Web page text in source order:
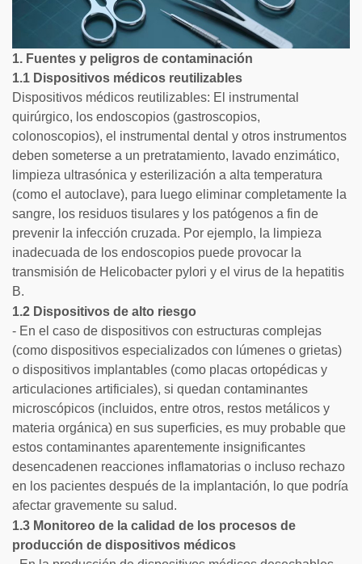
1. Fuentes y peligros de contaminación
1.1 Dispositivos médicos reutilizables
Dispositivos médicos reutilizables: El instrumental
quirúrgico, los endoscopios (gastroscopios,
colonoscopios), el instrumental dental y otros instrumentos
deben someterse a un pretratamiento, lavado enzimático,
limpieza ultrasónica y esterilización a alta temperatura
(como el autoclave), para luego eliminar completamente la
sangre, los residuos tisulares y los patógenos a fin de
prevenir la infección cruzada. Por ejemplo, la limpieza
inadecuada de los endoscopios puede provocar la
transmisión de Helicobacter pylori y el virus de la hepatitis
B.
1.2 Dispositivos de alto riesgo
- En el caso de dispositivos con estructuras complejas
(como dispositivos especializados con lúmenes o grietas)
o dispositivos implantables (como placas ortopédicas y
articulaciones artificiales), si quedan contaminantes
microscópicos (incluidos, entre otros, restos metálicos y
materia orgánica) en sus superficies, es muy probable que
estos contaminantes aparentemente insignificantes
desencadenen reacciones inflamatorias o incluso rechazo
en los pacientes después de la implantación, lo que podría
afectar gravemente su salud.
1.3 Monitoreo de la calidad de los procesos de
producción de dispositivos médicos